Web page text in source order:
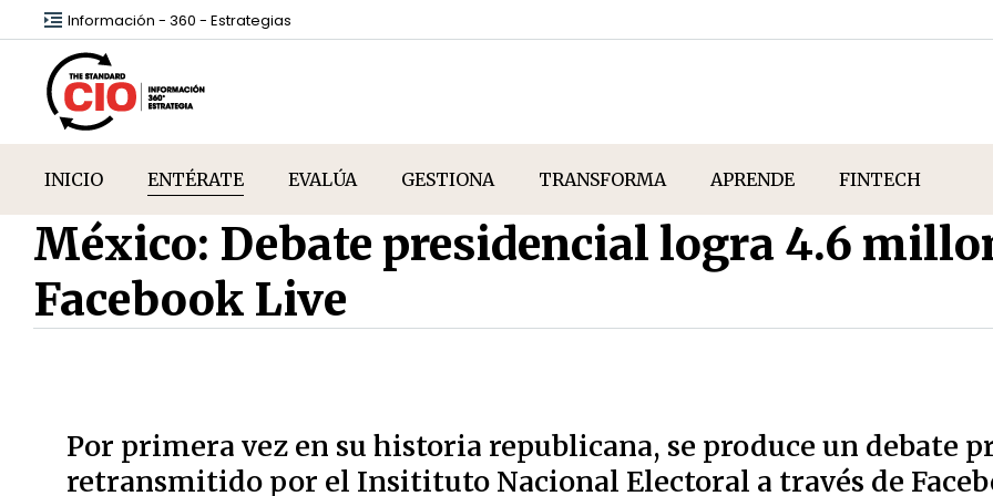
Información - 360 - Estrategias
INICIO ENTÉRATE EVALÚA GESTIONA TRANSFORMA APRENDE FINTECH
México: Debate presidencial logra 4.6
Facebook Live
Por primera vez en su historia republicana, se produce un debate
retransmitido por el Insitituto Nacional Electoral a través de